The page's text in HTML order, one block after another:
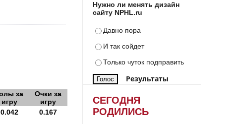
за
игру
Очки за
игру
0.042 0.167
Нужно ли менять дизайн
сайту NPHL.ru
Давно пора
И так сойдет
Только чуток подправить
Результаты
СЕГОДНЯ
РОДИЛИСЬ